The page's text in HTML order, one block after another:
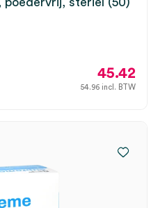
45.42
54.96 incl. BTW